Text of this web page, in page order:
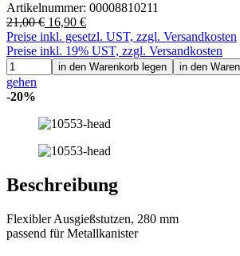
Artikelnummer: 00008810211
21,00 € 16,90 €
Preise inkl. gesetzl. UST, zzgl. Versandkosten
Preise inkl. 19% UST, zzgl. Versandkosten
in den Warenkorb legen in den
gehen
-20%
Beschreibung
Flexibler Ausgießstutzen, 280 mm
passend für Metallkanister